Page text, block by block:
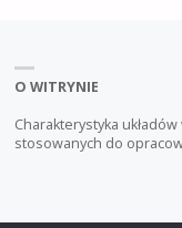
O WITRYNIE
Charakterystyka
stosowanych do